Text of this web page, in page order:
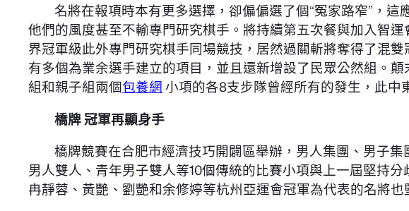
名將在報項時本有更多選擇，卻偏偏選了個“冤家路窄”，
他們的風度甚至不輸專門研究棋手。將持續第五次餐與加入智
界冠軍級此外專門研究棋手同場競技，居然過關斬將奪得了混
有多個為業余選手建立的項目，並且還新增設了民眾公然組。
組和親子組兩個包養網小項的各8支步隊曾經所有的發生，此中
橋牌 冠軍再顯身手
橋牌競賽在合肥市經濟技巧開闢區舉辦，男人集團、男子
男人雙人、青年男子雙人等10個傳統的比賽小項與上一屆堅持
冉靜蓉、黃艷、劉艷和余修婷等杭州亞運會冠軍為代表的名將